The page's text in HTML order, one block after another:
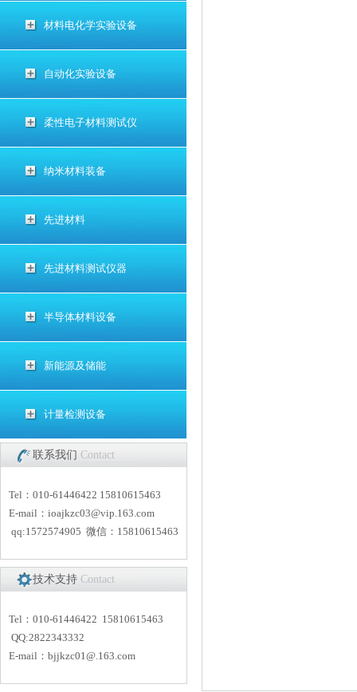
材料电化学实验设备
自动化实验设备
柔性电子材料测试仪
纳米材料装备
先进材料
先进材料测试仪器
半导体材料设备
新能源及储能
计量检测设备
联系我们 Contact
Tel：010-61446422 15810615463
E-mail： ioajkzc03@vip.163.com
qq:1572574905 微信：15810615463
技术支持 Contact
Tel：010-61446422 15810615463
QQ:2822343332
E-mail： bjjkzc01@.163.com